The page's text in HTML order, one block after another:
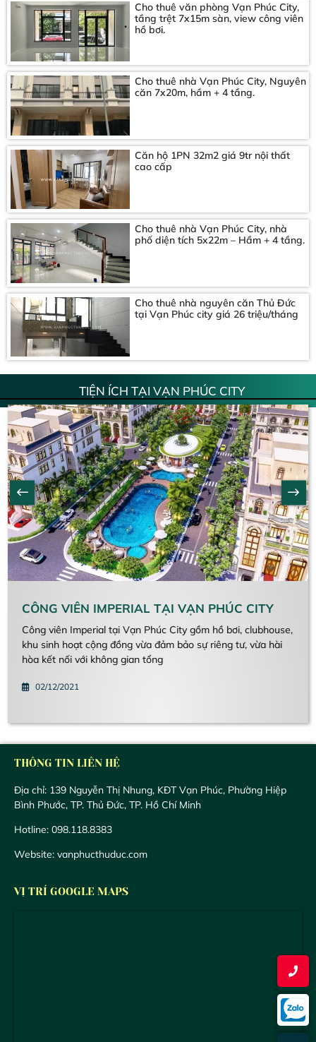
Cho thuê văn phòng Vạn Phúc City,
tầng trệt 7x15m sàn, view công viên
hồ bơi.
Cho thuê nhà Vạn Phúc City, Nguyên
căn 7x20m, hầm + 4 tầng.
Căn hộ 1PN 32m2 giá 9tr nội thất
cao cấp
Cho thuê nhà Vạn Phúc City, nhà
phố diện tích 5x22m – Hầm + 4 tầng.
Cho thuê nhà nguyên căn Thủ Đức
tại Vạn Phúc city giá 26 triệu/tháng
TIỆN ÍCH TẠI VẠN PHÚC CITY
CÔNG VIÊN IMPERIAL TẠI VẠN PHÚC CITY
Công viên Imperial tại Vạn Phúc City gồm hồ bơi, clubhouse,
khu sinh hoạt cộng đồng vừa đảm bảo sự riêng tư, vừa hài
hòa kết nối với không gian tổng
02/12/2021
THÔNG TIN LIÊN HỆ
Địa chỉ: 139 Nguyễn Thị Nhung, KĐT Vạn Phúc, Phường Hiệp
Bình Phước, TP. Thủ Đức, TP. Hồ Chí Minh
Hotline: 098.118.8383
Website: vanphucthuduc.com
VỊ TRÍ GOOGLE MAPS